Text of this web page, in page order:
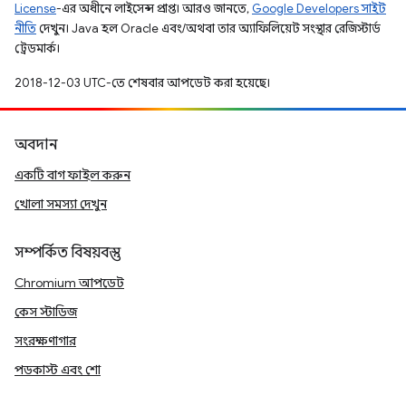
License-এর অধীনে লাইসেন্স প্রাপ্ত। আরও জানতে, Google Developers সাইট
নীতিদেখুন। Java হল Oracle এবং/অথবা তার অ্যাফিলিয়েট সংস্থার রেজিস্টার্ড
ট্রেডমার্ক।
2018-12-03 UTC-তে শেষবার আপডেট করা হয়েছে।
অবদান
একটি বাগ ফাইল করুন
খোলা সমস্যা দেখুন
সম্পর্কিত বিষয়বস্তু
Chromium আপডেট
কেস স্টাডিজ
সংরক্ষণাগার
পডকাস্ট এবং শো